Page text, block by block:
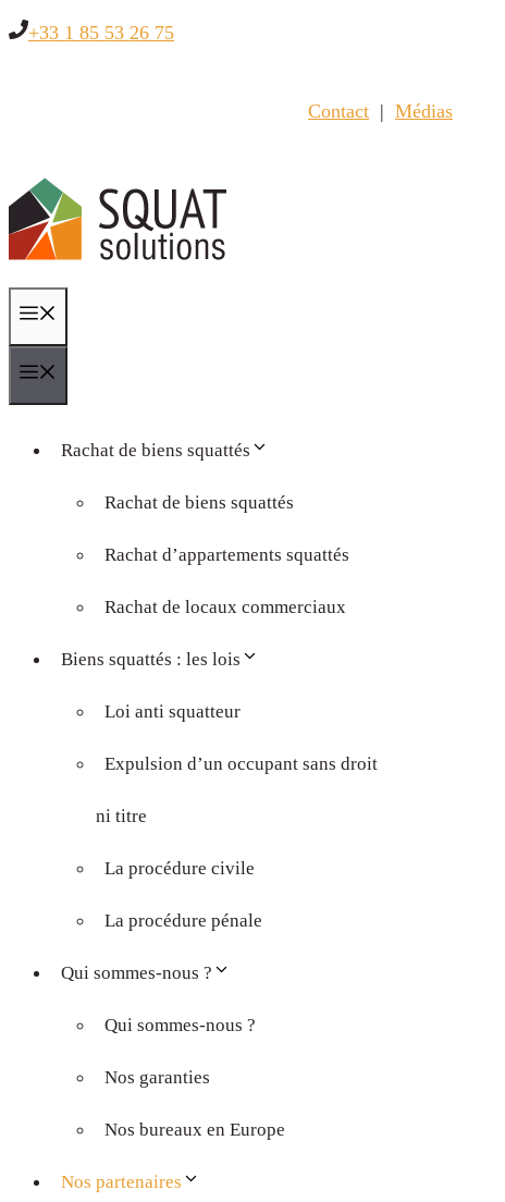
Skip+33 1 85 53 26 75
Contact | Médias
Rachat de biens squattés
Rachat de biens squattés
Rachat d’appartements squattés
Rachat de locaux commerciaux
Biens squattés : les lois
Loi anti squatteur
Expulsion d’un occupant sans droit
ni titre
La procédure civile
La procédure pénale
Qui sommes-nous ?
Qui sommes-nous ?
Nos garanties
Nos bureaux en Europe
Nos partenaires